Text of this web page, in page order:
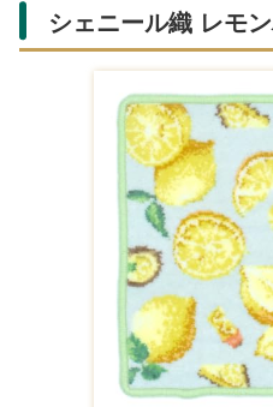
シェニール織 レモ